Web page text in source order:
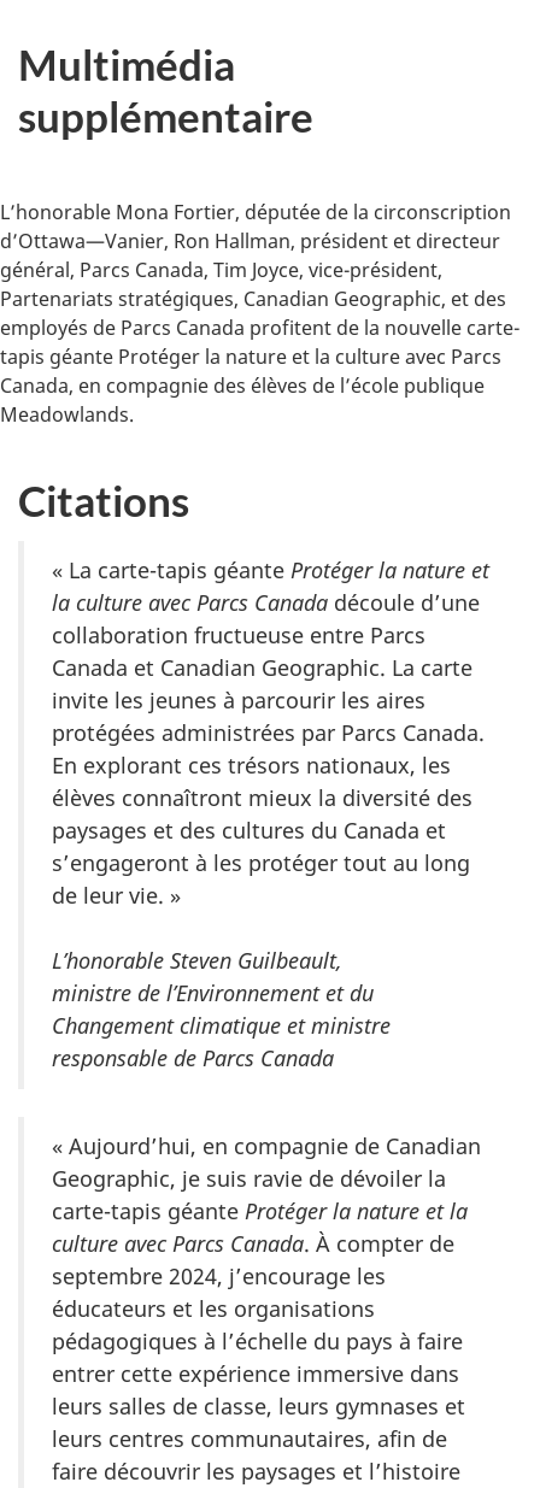
Multimédia
supplémentaire
L’honorable Mona Fortier, députée de la circonscription
d’Ottawa—Vanier, Ron Hallman, président et directeur
général, Parcs Canada, Tim Joyce, vice-président,
Partenariats stratégiques, Canadian Geographic, et des
employés de Parcs Canada profitent de la nouvelle carte-
tapis géante Protéger la nature et la culture avec Parcs
Canada, en compagnie des élèves de l’école publique
Meadowlands.
Citations
« La carte-tapis géante Protéger la nature et
la culture avec Parcs Canada découle d’une
collaboration fructueuse entre Parcs
Canada et Canadian Geographic. La carte
invite les jeunes à parcourir les aires
protégées administrées par Parcs Canada.
En explorant ces trésors nationaux, les
élèves connaîtront mieux la diversité des
paysages et des cultures du Canada et
s’engageront à les protéger tout au long
de leur vie. »
L’honorable Steven Guilbeault,
ministre de l’Environnement et du
Changement climatique et ministre
responsable de Parcs Canada
« Aujourd’hui, en compagnie de Canadian
Geographic, je suis ravie de dévoiler la
carte-tapis géante Protéger la nature et la
culture avec Parcs Canada. À compter de
septembre 2024, j’encourage les
éducateurs et les organisations
pédagogiques à l’échelle du pays à faire
entrer cette expérience immersive dans
leurs salles de classe, leurs gymnases et
leurs centres communautaires, afin de
faire découvrir les paysages et l’histoire